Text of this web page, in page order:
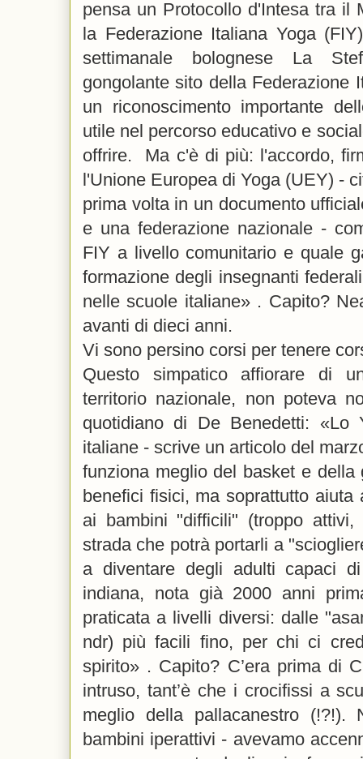
pensa un Protocollo d'Intesa tra il
la Federazione Italiana Yoga
settimanale bolognese La
gongolante sito della Federazione
un riconoscimento importante
utile nel percorso educativo e
offrire. Ma c'è di più: l'accordo,
l'Unione Europea di Yoga (UEY) -
prima volta in un documento
e una federazione nazionale -
FIY a livello comunitario e quale
formazione degli insegnanti
nelle scuole italiane» . Capito?
avanti di dieci anni.
Vi sono persino corsi per tenere
Questo simpatico affiorare di
territorio nazionale, non poteva
quotidiano di De Benedetti: «Lo
italiane - scrive un articolo del
funziona meglio del basket e della
benefici fisici, ma soprattutto aiuta
ai bambini "difficili" (troppo
strada che potrà portarli a
a diventare degli adulti capaci
indiana, nota già 2000 anni
praticata a livelli diversi: dalle
ndr) più facili fino, per chi ci
spirito» . Capito? C’era prima di
intruso, tant’è che i crocifissi a
meglio della pallacanestro
bambini iperattivi - avevamo